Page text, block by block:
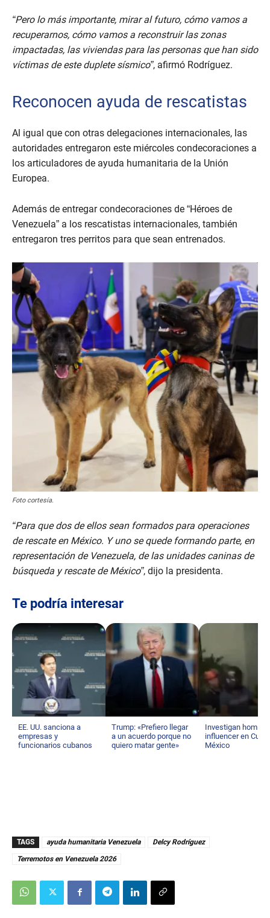
“Pero lo más importante, mirar al futuro, cómo vamos a
recuperarnos, cómo vamos a reconstruir las zonas
impactadas, las viviendas para las personas que han sido
víctimas de este duplete sísmico”, afirmó Rodríguez.
Reconocen ayuda de rescatistas
Al igual que con otras delegaciones internacionales, las
autoridades entregaron este miércoles condecoraciones a
los articuladores de ayuda humanitaria de la Unión
Europea.
Además de entregar condecoraciones de “Héroes de
Venezuela” a los rescatistas internacionales, también
entregaron tres perritos para que sean entrenados.
Foto cortesía.
“Para que dos de ellos sean formados para operaciones
de rescate en México. Y uno se quede formando parte, en
representación de Venezuela, de las unidades caninas de
búsqueda y rescate de México”, dijo la presidenta.
Te podría interesar
EE. UU. sanciona a
empresas y
funcionarios cubanos
Trump: «Prefiero llegar
a un acuerdo porque no
quiero matar gente»
Investigan
influencer en
México
TAGS ayuda humanitaria Venezuela
Delcy Rodríguez
Terremotos en Venezuela 2026